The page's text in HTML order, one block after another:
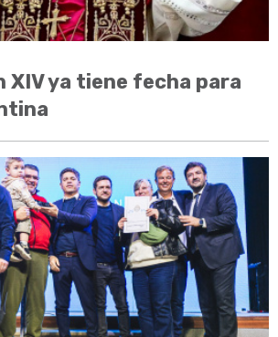
XIV ya tiene fecha para